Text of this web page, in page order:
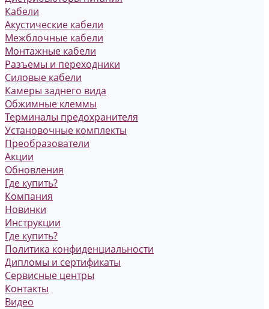
Кабели
Акустические кабели
Межблочные кабели
Монтажные кабели
Разъемы и переходники
Силовые кабели
Камеры заднего вида
Обжимные клеммы
Терминалы предохранителя
Установочные комплекты
Преобразователи
Акции
Обновления
Где купить?
Компания
Новинки
Инструкции
Где купить?
Политика конфиденциальности
Дипломы и сертификаты
Сервисные центры
Контакты
Видео